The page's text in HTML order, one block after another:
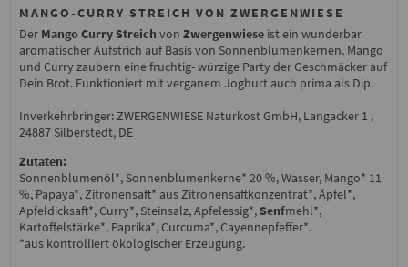
MANGO-CURRY STREICH VON ZWERGENWIESE
Der Mango Curry Streich von Zwergenwiese ist ein wunderbar
aromatischer Aufstrich auf Basis von Sonnenblumenkernen. Mango
und Curry zaubern eine fruchtig- würzige Party der Geschmäcker auf
Dein Brot. Funktioniert mit verganem Joghurt auch prima als Dip.
Inverkehrbringer: ZWERGENWIESE Naturkost GmbH, Langacker 1 ,
24887 Silberstedt, DE
Zutaten:
Sonnenblumenöl*, Sonnenblumenkerne* 20 %, Wasser, Mango* 11
%, Papaya*, Zitronensaft* aus Zitronensaftkonzentrat*, Äpfel*,
Apfeldicksaft*, Curry*, Steinsalz, Apfelessig*,Senfmehl*,
Kartoffelstärke*, Paprika*, Curcuma*, Cayennepfeffer*.
*aus kontrolliert ökologischer Erzeugung.